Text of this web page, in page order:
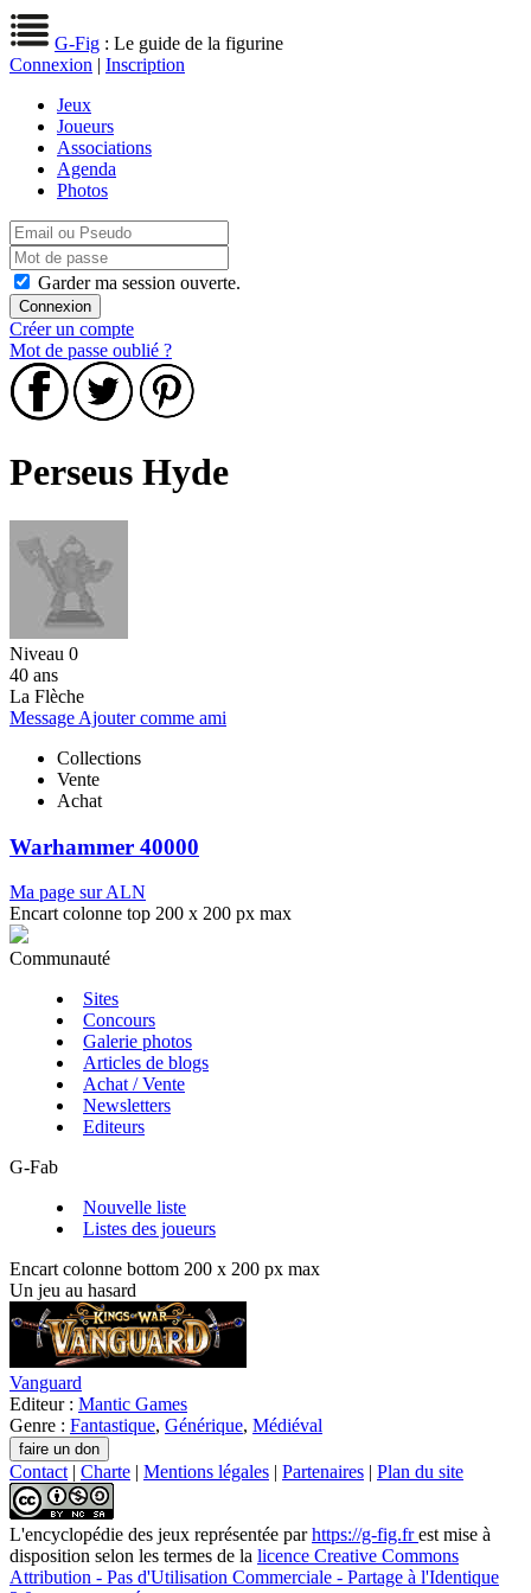
G-Fig : Le guide de la figurine
Connexion | Inscription
Jeux
Joueurs
Associations
Agenda
Photos
Garder ma session ouverte.
Créer un compte
Mot de passe oublié ?
Perseus Hyde
Niveau 0
40 ans
La Flèche
Message Ajouter comme ami
Collections
Vente
Achat
Warhammer 40000
Ma page sur ALN
Encart colonne top 200 x 200 px max
Communauté
Sites
Concours
Galerie photos
Articles de blogs
Achat / Vente
Newsletters
Editeurs
G-Fab
Nouvelle liste
Listes des joueurs
Encart colonne bottom 200 x 200 px max
Un jeu au hasard
Vanguard
Editeur : Mantic Games
Genre : Fantastique, Générique, Médiéval
Contact | Charte | Mentions légales | Partenaires | Plan du site
L'encyclopédie des jeux représentée parhttps://g-fig.frest mise à
disposition selon les termes de la licence Creative Commons
Attribution - Pas d'Utilisation Commerciale - Partage à l'Identique